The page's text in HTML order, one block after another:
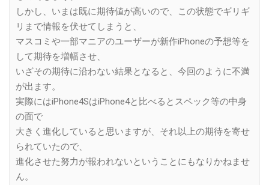
しかし、いまは既に期待値が高いので、この状態でギリギ
リまで情報を伏せてしまうと、
マスコミや一部マニアのユーザーが新作iPhoneの予想等を
して期待を増幅させ、
いざその期待に沿わない結果となると、今回のように不満
が出ます。
実際にはiPhone4SはiPhone4と比べるとスペック等の中身
の面で
大きく進化していると思いますが、それ以上の期待を寄せ
られていたので、
進化させた努力が報われないということにもなりかねませ
ん。